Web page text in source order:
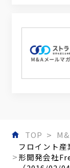
TOP
フロイント
形開発会社